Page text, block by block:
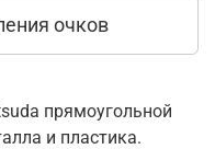
очков
прямоугольной
и пластика.